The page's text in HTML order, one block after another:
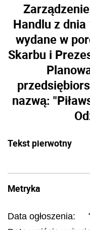
Handlu z
wydane w
Skarbu i
nazwą:
Tekst pierwotny
Metryka
Data ogłoszenia: